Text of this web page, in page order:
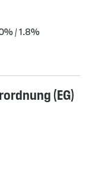
/ 1.8%
(EG)